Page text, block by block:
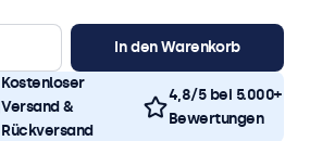
In den Warenkorb
Kostenloser
Versand &
Rückversand
4,8/5 bei 5.000+
Bewertungen